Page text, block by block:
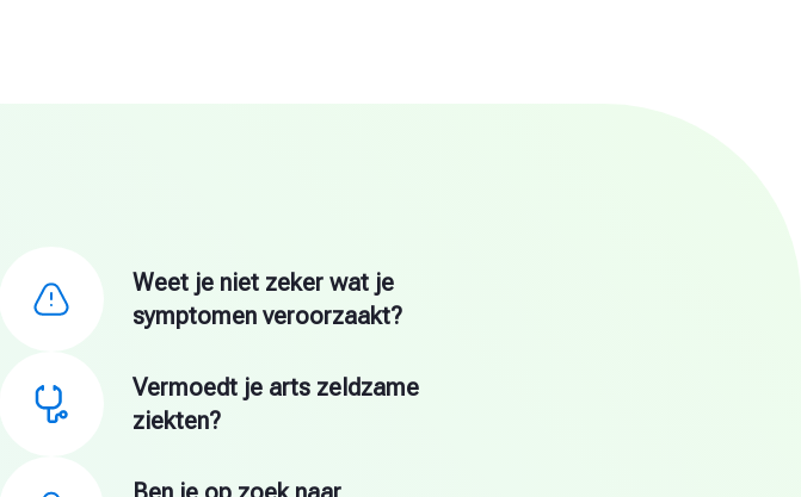
Weet je niet zeker wat je
symptomen veroorzaakt?
Vermoedt je arts zeldzame
ziekten?